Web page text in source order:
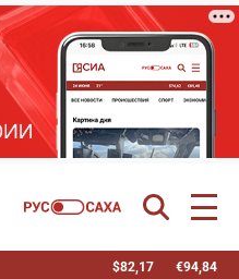
$82,17 €94,84